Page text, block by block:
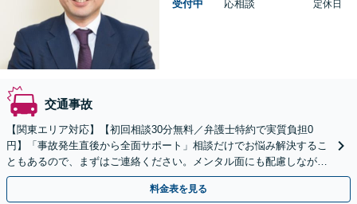
受付中
応相談
定休日
交通事故
【関東エリア対応】【初回相談30分無料／弁護士特約で実質負担0
円】「事故発生直後から全面サポート」相談だけでお悩み解決するこ
ともあるので、まずはご連絡ください。メンタル面にも配慮しながら
懇切丁寧に対応いたします「死亡事故から軽傷事故まで」
料金表を見る